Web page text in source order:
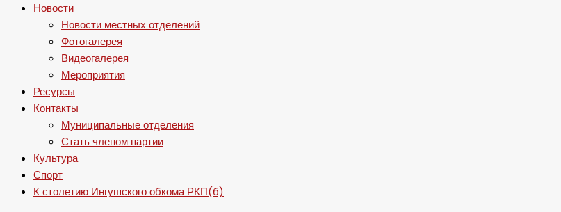
Новости
Новости местных отделений
Фотогалерея
Видеогалерея
Мероприятия
Ресурсы
Контакты
Муниципальные отделения
Стать членом партии
Культура
Спорт
К столетию Ингушского обкома РКП(б)